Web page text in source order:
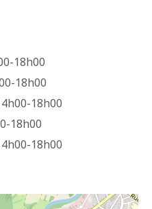
18h00
18h00
18h00
18h00
18h00